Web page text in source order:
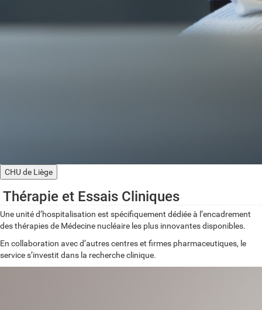
CHU de Liège
Thérapie et Essais Cliniques
Une unité d’hospitalisation est spécifiquement dédiée à l’encadrement
des thérapies de Médecine nucléaire les plus innovantes disponibles.
En collaboration avec d’autres centres et firmes pharmaceutiques, le
service s’investit dans la recherche clinique.